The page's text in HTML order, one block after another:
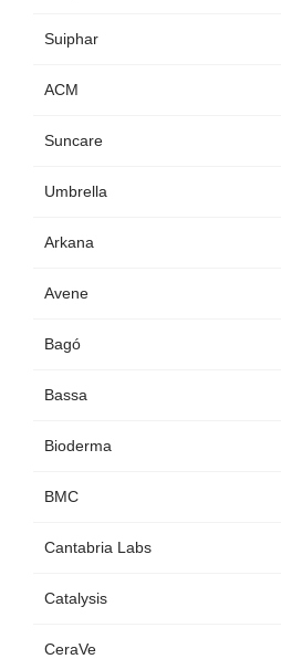
Suiphar
ACM
Suncare
Umbrella
Arkana
Avene
Bagó
Bassa
Bioderma
BMC
Cantabria Labs
Catalysis
CeraVe